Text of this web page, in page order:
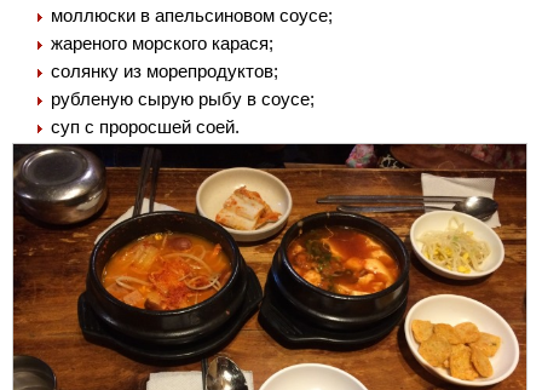
моллюски в апельсиновом соусе;
жареного морского карася;
солянку из морепродуктов;
рубленую сырую рыбу в соусе;
суп с проросшей соей.